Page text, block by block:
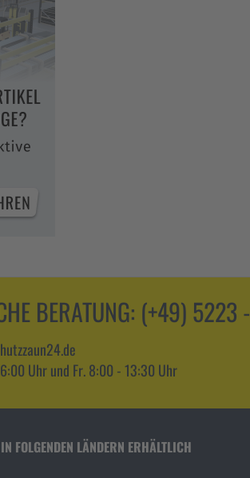
BERATUNG: (+49) 5223
Uhr und Fr. 8:00 - 13:30 Uhr
FOLGENDEN LÄNDERN ERHÄLTLICH